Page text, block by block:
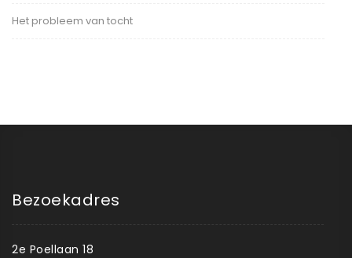
Het probleem van tocht
Bezoekadres
2e Poellaan 18